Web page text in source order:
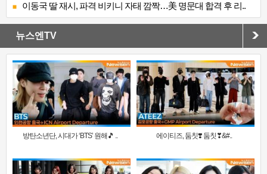
이동국 딸 재시, 파격 비키니 자태 깜짝…美 명문대 합격 후 리..
뉴스엔TV
방탄소년단, 시대가 ‘BTS’ 원해🎵 .. 에이티즈, 둠칫❣️ 둠칫❣&#..